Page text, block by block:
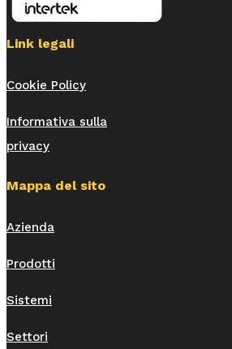
Link legali
Cookie Policy
Informativa sulla
privacy
Mappa del sito
Azienda
Prodotti
Sistemi
Settori